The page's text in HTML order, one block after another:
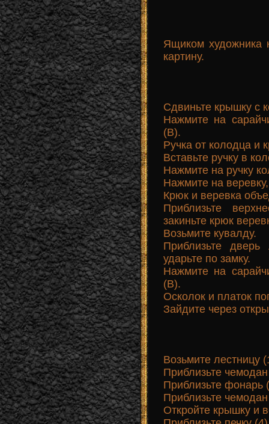
Ящиком художника
картину.
Сдвиньте крышку с
Нажмите на
(В).
Ручка от колодца и
Вставьте ручку в
Нажмите на ручку
Нажмите на
Крюк и веревка
Приблизьте
закиньте крюк
Возьмите кувалду.
Приблизьте
ударьте по замку.
Нажмите на
(В).
Осколок и платок
Зайдите через
Возьмите лестницу
Приблизьте
Приблизьте фонарь
Приблизьте
Откройте крышку и